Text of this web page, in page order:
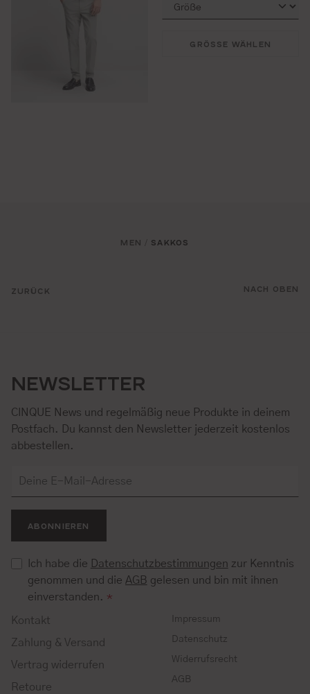
GRÖSSE WÄHLEN
ZURÜCK
MEN SAKKOS
NACH OBEN
NEWSLETTER
CINQUE News und regelmäßig neue Produkte in deinem
Postfach. Du kannst den Newsletter jederzeit kostenlos
abbestellen.
ABONNIEREN
Ich habe die Datenschutzbestimmungen zur Kenntnis
genommen und die AGB gelesen und bin mit ihnen
einverstanden. *
Kontakt
Zahlung & Versand
Vertrag widerrufen
Retoure
Impressum
Datenschutz
Widerrufsrecht
AGB